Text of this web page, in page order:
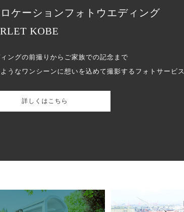
ケーションフォトウエディング
KOBE
ングの前撮りからご家族での記念まで
うなワンシーンに想いを込めて撮影するフォトサービス
詳しくはこちら